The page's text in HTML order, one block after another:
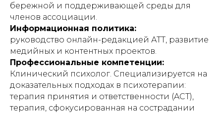
бережной и поддерживающей среды для
членов ассоциации.
Информационная политика:
руководство онлайн-редакцией АТТ, развитие
медийных и контентных проектов.
Профессиональные компетенции:
Клинический психолог. Специализируется на
доказательных подходах в психотерапии:
терапия принятия и ответственности (ACT),
терапия, сфокусированная на сострадании